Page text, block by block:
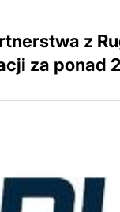
z
za ponad